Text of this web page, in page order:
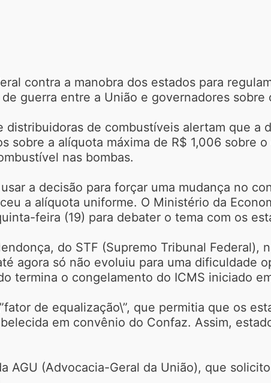
contra a manobra dos estados para
guerra entre a União e governadores sobre
distribuidoras de combustíveis alertam que a
sobre a alíquota máxima de R$ 1,006 sobre
nas bombas.
a decisão para forçar uma mudança no
a alíquota uniforme. O Ministério da
feira (19) para debater o tema com os
do STF (Supremo Tribunal Federal),
agora só não evoluiu para uma dificuldade
termina o congelamento do ICMS iniciado
de equalização\”, que permitia que os
em convênio do Confaz. Assim,
AGU (Advocacia-Geral da União), que